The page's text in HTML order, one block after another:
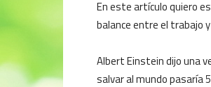
En este artículo quiero
balance entre el trabajo
Albert Einstein dijo una
salvar al mundo pasaría